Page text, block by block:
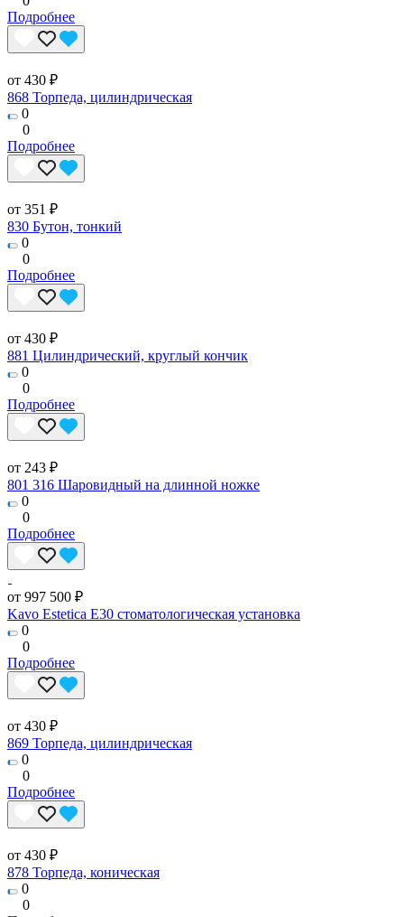
Подробнее
от 430 ₽
868 Торпеда, цилиндрическая
0
0
Подробнее
от 351 ₽
830 Бутон, тонкий
0
0
Подробнее
от 430 ₽
881 Цилиндрический, круглый кончик
0
0
Подробнее
от 243 ₽
801 316 Шаровидный на длинной ножке
0
0
Подробнее
от 997 500 ₽
Kavo Estetica E30 стоматологическая установка
0
0
Подробнее
от 430 ₽
869 Торпеда, цилиндрическая
0
0
Подробнее
от 430 ₽
878 Торпеда, коническая
0
0